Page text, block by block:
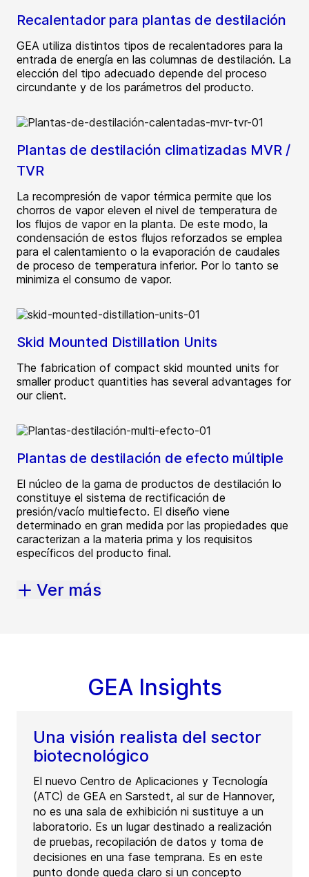
Recalentador para plantas de destilación
GEA utiliza distintos tipos de recalentadores para la
entrada de energía en las columnas de destilación. La
elección del tipo adecuado depende del proceso
circundante y de los parámetros del producto.
Plantas de destilación climatizadas MVR /
TVR
La recompresión de vapor térmica permite que los
chorros de vapor eleven el nivel de temperatura de
los flujos de vapor en la planta. De este modo, la
condensación de estos flujos reforzados se emplea
para el calentamiento o la evaporación de caudales
de proceso de temperatura inferior. Por lo tanto se
minimiza el consumo de vapor.
Skid Mounted Distillation Units
The fabrication of compact skid mounted units for
smaller product quantities has several advantages for
our client.
Plantas de destilación de efecto múltiple
El núcleo de la gama de productos de destilación lo
constituye el sistema de rectificación de
presión/vacío multiefecto. El diseño viene
determinado en gran medida por las propiedades que
caracterizan a la materia prima y los requisitos
específicos del producto final.
Ver más
GEA Insights
Una visión realista del sector
biotecnológico
El nuevo Centro de Aplicaciones y Tecnología
(ATC) de GEA en Sarstedt, al sur de Hannover,
no es una sala de exhibición ni sustituye a un
laboratorio. Es un lugar destinado a realización
de pruebas, recopilación de datos y toma de
decisiones en una fase temprana. Es en este
punto donde queda claro si un concepto